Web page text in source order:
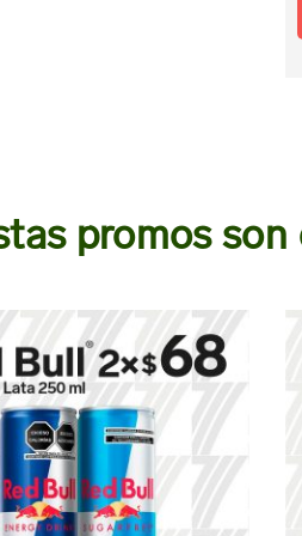
promos son